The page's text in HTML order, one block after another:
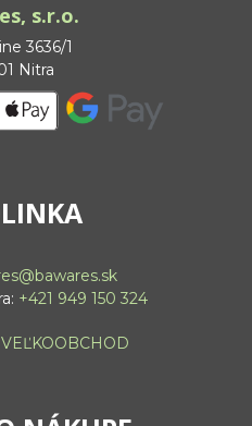
s.r.o.
3636/1
Nitra
+421 949 150 324